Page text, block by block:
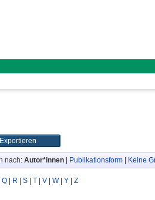
nach: Autor*innen| Publikationsform| Keine
Q R S T V W| Y Z